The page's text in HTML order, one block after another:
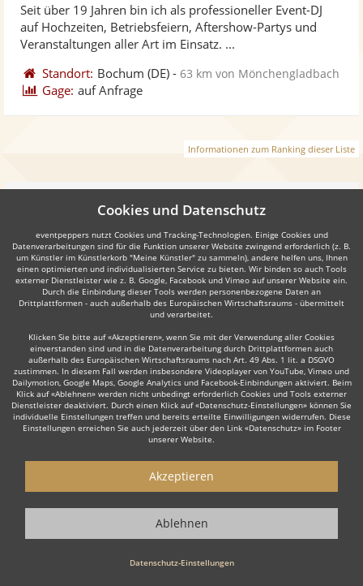
Fotos
5
Seit über 19 Jahren bin ich als professioneller Event-DJ
auf Hochzeiten, Betriebsfeiern, Aftershow-Partys und
Veranstaltungen aller Art im Einsatz. ...
Standort: Bochum (DE) -63 km von Mönchengladbach
Gage: auf Anfrage
Informationen zum Ranking dieser Liste
Weiter
Auch interessant:
Latin DJane Hochzeits DJ Rock Partystripper
Starten Sie mit dem Button 'Kostenlos anfragen' eine Anfrage an die für
Sie interessanten DJs - also z. B. bestimmte DJs. Diesen Button finden
Sie auf den jeweiligen Künstler-Profil-Seiten der Discjockeys.
Cookies und Datenschutz
eventpeppers nutzt Cookies und Tracking-Technologien. Einige Cookies und
Datenverarbeitungen sind für die Funktion unserer Website zwingend erforderlich (z. B.
um Künstler im Künstlerkorb "Meine Künstler" zu sammeln), andere helfen uns, Ihnen
einen optimierten und individualisierten Service zu bieten. Wir binden so auch Tools
externer Dienstleister wie z. B. Google, Facebook und Vimeo auf unserer Website ein.
Durch die Einbindung dieser Tools werden personenbezogene Daten an
Drittplattformen - auch außerhalb des Europäischen Wirtschaftsraums - übermittelt
und verarbeitet.
Klicken Sie bitte auf «Akzeptieren», wenn Sie mit der Verwendung aller Cookies
einverstanden sind und in die Datenverarbeitung durch Drittplattformen auch
außerhalb des Europäischen Wirtschaftsraums nach Art. 49 Abs. 1 lit. a DSGVO
zustimmen. In diesem Fall werden insbesondere Videoplayer von YouTube, Vimeo und
Dailymotion, Google Maps, Google Analytics und Facebook-Einbindungen aktiviert. Beim
Klick auf «Ablehnen» werden nicht unbedingt erforderlich Cookies und Tools externer
Dienstleister deaktiviert. Durch einen Klick auf «Datenschutz-Einstellungen» können Sie
individuelle Einstellungen treffen und bereits erteilte Einwilligungen widerrufen. Diese
Einstellungen erreichen Sie auch jederzeit über den Link «Datenschutz» im Footer
unserer Website.
Datenschutz-Einstellungen
Akzeptieren
Ablehnen